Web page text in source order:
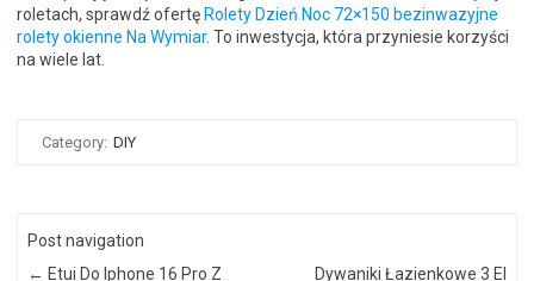
roletach, sprawdź ofertę Rolety Dzień Noc 72×150 bezinwazyjne
rolety okienne Na Wymiar. To inwestycja, która przyniesie korzyści
na wiele lat.
Category: DIY
Post navigation
← Etui Do Iphone 16 Pro Z
Dywaniki Łazienkowe 3 El